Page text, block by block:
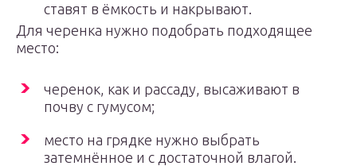
ставят в ёмкость и накрывают.
Для черенка нужно подобрать подходящее
место:
черенок, как и рассаду, высаживают в
почву с гумусом;
место на грядке нужно выбрать
затемнённое и с достаточной влагой.